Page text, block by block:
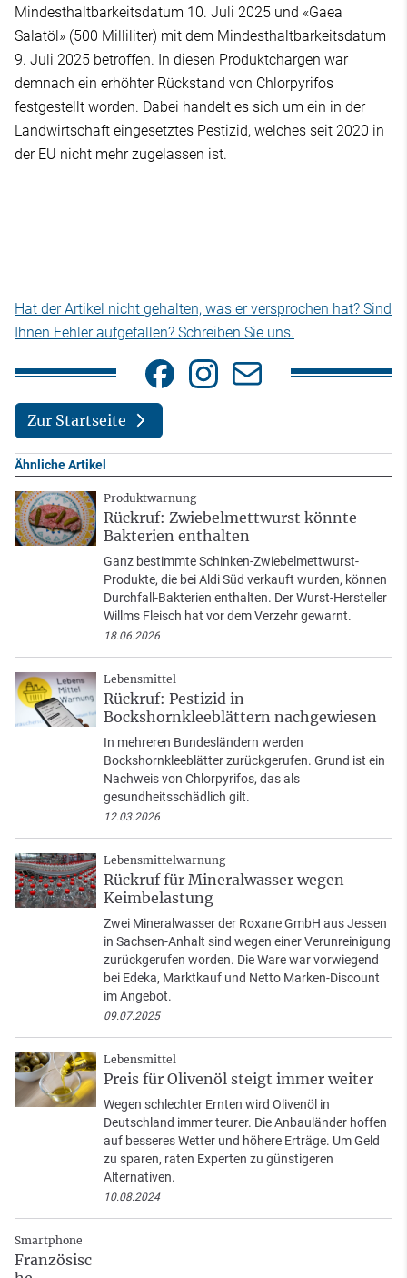
Mindesthaltbarkeitsdatum 10. Juli 2025 und «Gaea
Salatöl» (500 Milliliter) mit dem Mindesthaltbarkeitsdatum
9. Juli 2025 betroffen. In diesen Produktchargen war
demnach ein erhöhter Rückstand von Chlorpyrifos
festgestellt worden. Dabei handelt es sich um ein in der
Landwirtschaft eingesetztes Pestizid, welches seit 2020 in
der EU nicht mehr zugelassen ist.
Hat der Artikel nicht gehalten, was er versprochen hat? Sind
Ihnen Fehler aufgefallen? Schreiben Sie uns.
Zur Startseite
Ähnliche Artikel
Produktwarnung
Rückruf: Zwiebelmettwurst könnte
Bakterien enthalten
Ganz bestimmte Schinken-Zwiebelmettwurst-
Produkte, die bei Aldi Süd verkauft wurden, können
Durchfall-Bakterien enthalten. Der Wurst-Hersteller
Willms Fleisch hat vor dem Verzehr gewarnt.
18.06.2026
Lebensmittel
Rückruf: Pestizid in
Bockshornkleeblättern nachgewiesen
In mehreren Bundesländern werden
Bockshornkleeblätter zurückgerufen. Grund ist ein
Nachweis von Chlorpyrifos, das als
gesundheitsschädlich gilt.
12.03.2026
Lebensmittelwarnung
Rückruf für Mineralwasser wegen
Keimbelastung
Zwei Mineralwasser der Roxane GmbH aus Jessen
in Sachsen-Anhalt sind wegen einer Verunreinigung
zurückgerufen worden. Die Ware war vorwiegend
bei Edeka, Marktkauf und Netto Marken-Discount
im Angebot.
09.07.2025
Lebensmittel
Preis für Olivenöl steigt immer weiter
Wegen schlechter Ernten wird Olivenöl in
Deutschland immer teurer. Die Anbauländer hoffen
auf besseres Wetter und höhere Erträge. Um Geld
zu sparen, raten Experten zu günstigeren
Alternativen.
10.08.2024
Smartphone
Französisc